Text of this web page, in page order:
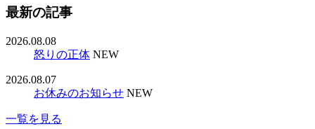
最新の記事
2026.08.08
怒りの正体 NEW
2026.08.07
お休みのお知らせ NEW
一覧を見る